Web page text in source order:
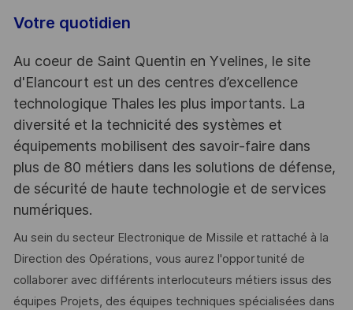
Votre quotidien
Au coeur de Saint Quentin en Yvelines, le site
d'Elancourt est un des centres d’excellence
technologique Thales les plus importants. La
diversité et la technicité des systèmes et
équipements mobilisent des savoir-faire dans
plus de 80 métiers dans les solutions de défense,
de sécurité de haute technologie et de services
numériques.
Au sein du secteur Electronique de Missile et rattaché à la
Direction des Opérations, vous aurez l'opportunité de
collaborer avec différents interlocuteurs métiers issus des
équipes Projets, des équipes techniques spécialisées dans